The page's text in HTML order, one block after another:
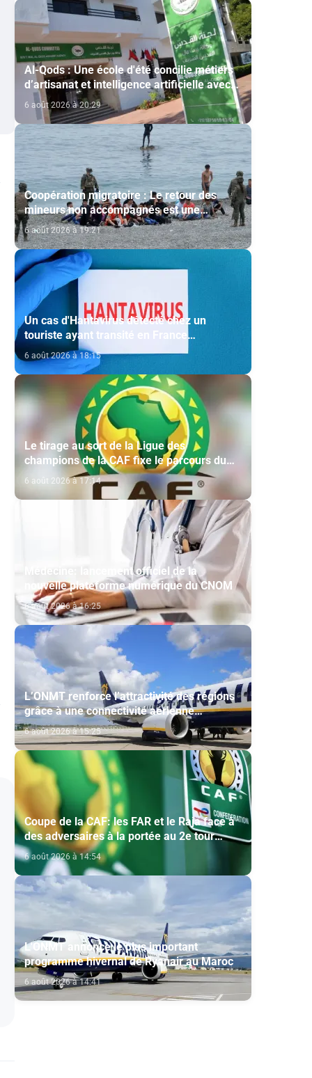
Al-Qods : Une école d'été concilie métiers
d’artisanat et intelligence artificielle avec
le soutien de l'Agence Bayt Mal Al-Qods
Acharif
6 août 2026 à 20:29
Coopération migratoire : Le retour des
mineurs non accompagnés est une
question de principe basée sur les Hautes
Instructions Royales (source diplomatique)
6 août 2026 à 19:21
Un cas d'Hantavirus détecté chez un
touriste ayant transité en France
(ministère)
6 août 2026 à 18:15
Le tirage au sort de la Ligue des
champions de la CAF fixe le parcours du
Maghreb de Fès et de la RS Berkane
6 août 2026 à 17:14
Médecine: lancement officiel de la
nouvelle plateforme numérique du CNOM
6 août 2026 à 16:25
L’ONMT renforce l’attractivité des régions
grâce à une connectivité aérienne
historique de Ryanair
6 août 2026 à 15:25
Coupe de la CAF: les FAR et le Raja face à
des adversaires à la portée au 2e tour
préliminaire
6 août 2026 à 14:54
L'ONMT annonce le plus important
programme hivernal de Ryanair au Maroc
6 août 2026 à 14:41